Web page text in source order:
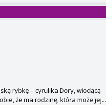
rybkę – cyrulika Dory, wiodącą
że ma rodzinę, która może jej...